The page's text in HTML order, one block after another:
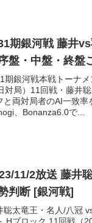
期銀河戦 藤井
序盤・中盤・終盤
期銀河戦本戦トーナ
対局）11回戦・藤井
と両対局者のAI一致率
、Bonanza6.0で...
11/2放送 藤井
判断 [銀河戦]
聡太竜王・名人/八冠